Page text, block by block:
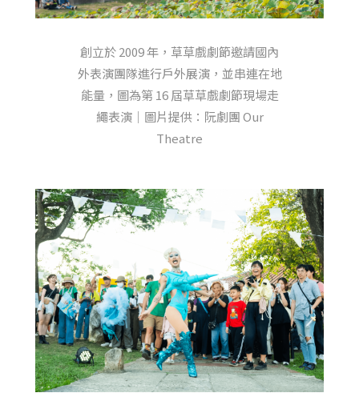
創立於 2009 年，草草戲劇節邀請國內
外表演團隊進行戶外展演，並串連在地
能量，圖為第 16 屆草草戲劇節現場走
繩表演｜圖片提供：阮劇團 Our
Theatre